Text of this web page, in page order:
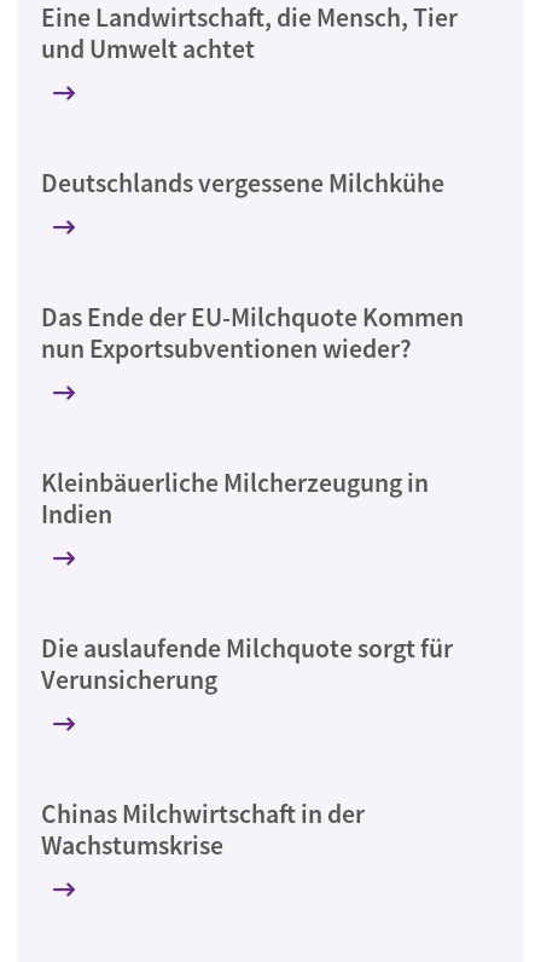
Eine Landwirtschaft, die Mensch, Tier
und Umwelt achtet
Deutschlands vergessene Milchkühe
Das Ende der EU-Milchquote Kommen
nun Exportsubventionen wieder?
Kleinbäuerliche Milcherzeugung in
Indien
Die auslaufende Milchquote sorgt für
Verunsicherung
Chinas Milchwirtschaft in der
Wachstumskrise